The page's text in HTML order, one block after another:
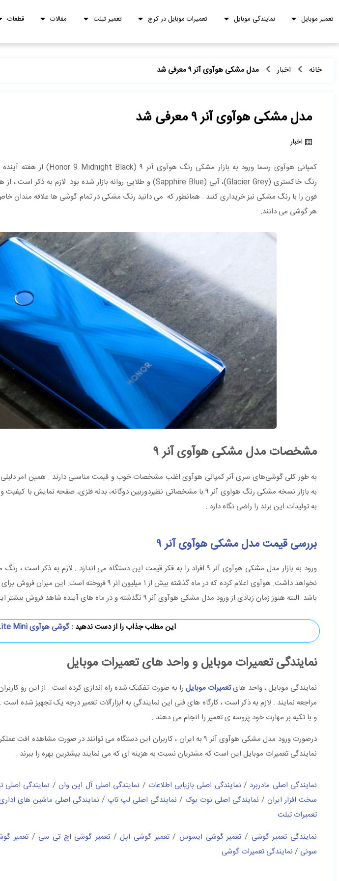
تعمیر موبایل نمایندگی موبایل تعمیرات موبایل در کرج تعمیر تبلت مقالات قطعات
خانه اخبار مدل مشکی هوآوی آنر ۹ معرفی شد
مدل مشکی هوآوی آنر ۹ معرفی شد
اخبار
فون را با رنگ مشکی نیز خریداری کنند . همانطور که می دانید رنگ مشکی در تمام گوشی ‌ها علاقه ‌مندان خاص
هر گوشی می ‌دانند.
مشخصات مدل مشکی هوآوی آنر ۹
به طور کلی گوشی‌های سری آنر کمپانی هوآوی اغلب مشخصات خوب و قیمت مناسبی دارند . همین امر دلیلی
به بازار نسخه مشکی رنگ هواوی آنر ۹ با مشخصاتی نظیردوربین دوگانه، بدنه فلزی،
به تولیدات این برند را راضی نگاه دارد .
بررسی قیمت مدل مشکی هوآوی آنر ۹
ورود به بازار مدل مشکی هوآوی آنر ۹ افراد را به فکر قیمت این دستگاه می اندازد .
نخواهد داشت. هوآوی اعلام کرده که در ماه گذشته بیش از ۱
‌باشد. البته هنوز زمان زیادی از ورود مدل مشکی هوآوی آنر ۹ نگذشته و در ماه‌ های آینده شاهد فروش بیشتر این گوشی خواهیم بود.
این مطلب جذاب را از دست ندهید :گوشی هوآوی P9 Lite Mini
نمایندگی تعمیرات موبایل و واحد های تعمیرات موبایل
نمایندگی موبایل ، واحد هایتعمیرات موبایلرا به صورت تفکیک شده راه اندازی کرده است . از این رو
مراجعه نمایند . لازم به ذکر است ، کارگاه های فنی این نمایندگی به ابزارآلات تعمیر درجه یک تجهیز شده
و با تکیه بر مهارت خود پروسه ی تعمیر را انجام می دهند .
درصورت ورود مدل مشکی هوآوی آنر ۹ به ایران ، کاربران این دستگاه می توانند در صورت
نمایندگی تعمیرات موبایل این است که مشتریان نسبت به هزینه ای که می نمایند بیشترین بهره را ببرند .
نمایندگی اصلی مادربرد / نمایندگی اصلی بازیابی اطلاعات / نمایندگی اصلی آل این وان/ نمایندگی اصلی
سخت افزار ایران/ نمایندگی اصلی نوت بوک / نمایندگی اصلی لپ تاپ / نمایندگی اصلی ماشین های
تعمیرات تبلت
نمایندگی تعمیر گوشی / تعمیر گوشی ایسوس /تعمیر گوشی اپل/تعمیر گوشی اچ تی سی /تعمیر
سونی / نمایندگی تعمیرات گوشی